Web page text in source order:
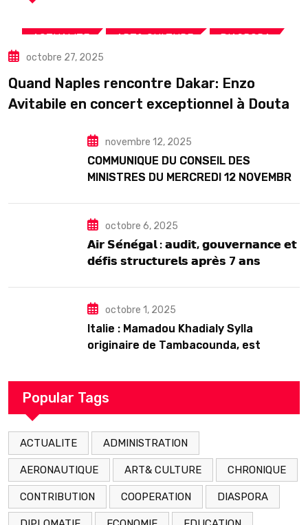
ACTUALITE ART& CULTURE DIASPORA
TOURISME
octobre 27, 2025
Quand Naples rencontre Dakar: Enzo
Avitabile en concert exceptionnel à Douta
novembre 12, 2025
COMMUNIQUE DU CONSEIL DES
MINISTRES DU MERCREDI 12 NOVEMBRE
octobre 6, 2025
𝗔𝗶𝗿 𝗦𝗲́𝗻𝗲́𝗴𝗮𝗹 : 𝗮𝘂𝗱𝗶𝘁, 𝗴𝗼𝘂𝘃𝗲𝗿𝗻𝗮𝗻𝗰𝗲 𝗲𝘁
𝗱𝗲́𝗳𝗶𝘀 𝘀𝘁𝗿𝘂𝗰𝘁𝘂𝗿𝗲𝗹𝘀 𝗮𝗽𝗿𝗲̀𝘀 7 𝗮𝗻𝘀
octobre 1, 2025
Italie : Mamadou Khadialy Sylla
originaire de Tambacounda, est
arrestation
Popular Tags
ACTUALITE ADMINISTRATION
AERONAUTIQUE ART& CULTURE CHRONIQUE
CONTRIBUTION COOPERATION DIASPORA